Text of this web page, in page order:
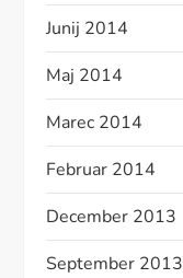
Junij 2014
Maj 2014
Marec 2014
Februar 2014
December 2013
September 2013